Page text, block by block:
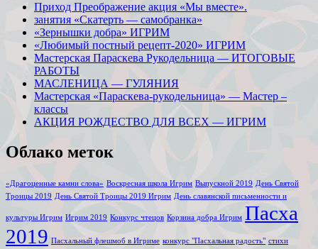
Приход Преображение акция «Мы вместе».
занятия «Скатерть — самобранка»
«Зернышки добра» ИГРИМ
«Любимый постный рецепт-2020» ИГРИМ
Мастерская Параскева Рукодельница — ИТОГОВЫЕ
РАБОТЫ
МАСЛЕНИЦА — ГУЛЯНИЯ
Мастерская «Параскева-рукодельница» — Мастер –
классы
АКЦИЯ РОЖДЕСТВО ДЛЯ ВСЕХ — ИГРИМ
Облако меток
«Драгоценные камни слова» Воскресная школа Игрим Выпускной 2019 День Святой
Троицы 2019 День Святой Троицы 2019 Игрим День славянской письменности и
культуры Игрим Игрим 2019 Конкурс чтецов Корзина добра Игрим Пасха
2019 Пасхальный флешмоб в Игриме конкурс "Пасхальная радость" стихи